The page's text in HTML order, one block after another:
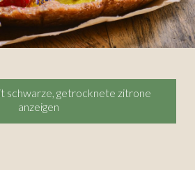
schwarze, getrocknete zitrone
anzeigen